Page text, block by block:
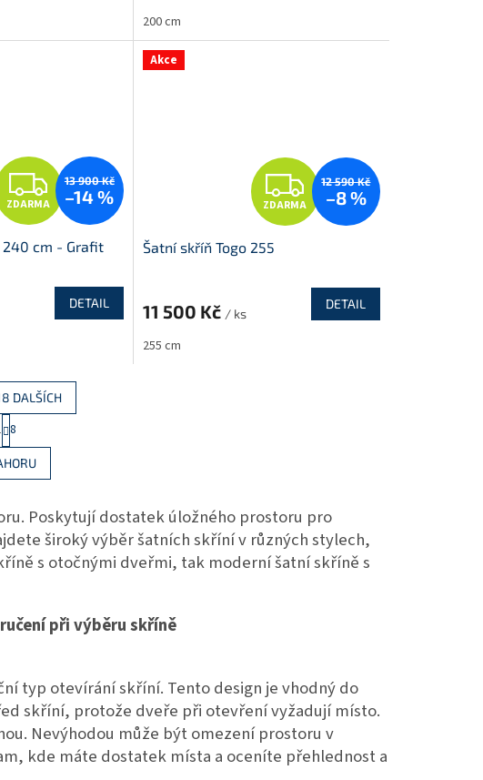
A
A
200 cm
Z
D
A
R
A
ZDARMA
13 900 Kč
–14 %
cm - Grafit
DETAIL
Akce
Z
D
R
ZDARMA
12 590 Kč
–8 %
Šatní skříň Togo 255
11 500 Kč / ks
DETAIL
255 cm
O
v
l
a
c
í
k
p
i
s
DALŠÍCH
S
t
r
á
n
o
v
á
n
8
Poskytují dostatek úložného prostoru pro
široký výběr šatních skříní v různých stylech,
s otočnými dveřmi, tak moderní šatní skříně s
při výběru skříně
typ otevírání skříní. Tento design je vhodný do
skříní, protože dveře při otevření vyžadují místo.
Nevýhodou může být omezení prostoru v
kde máte dostatek místa a oceníte přehlednost a